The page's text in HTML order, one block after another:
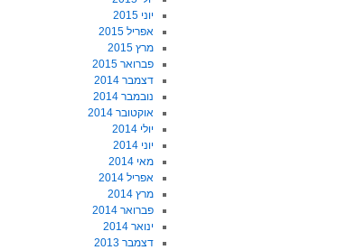
יוני 2015
אפריל 2015
מרץ 2015
פברואר 2015
דצמבר 2014
נובמבר 2014
אוקטובר 2014
יולי 2014
יוני 2014
מאי 2014
אפריל 2014
מרץ 2014
פברואר 2014
ינואר 2014
דצמבר 2013